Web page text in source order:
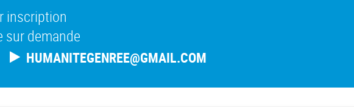
inscription
sur demande
HUMANITEGENREE@GMAIL.COM